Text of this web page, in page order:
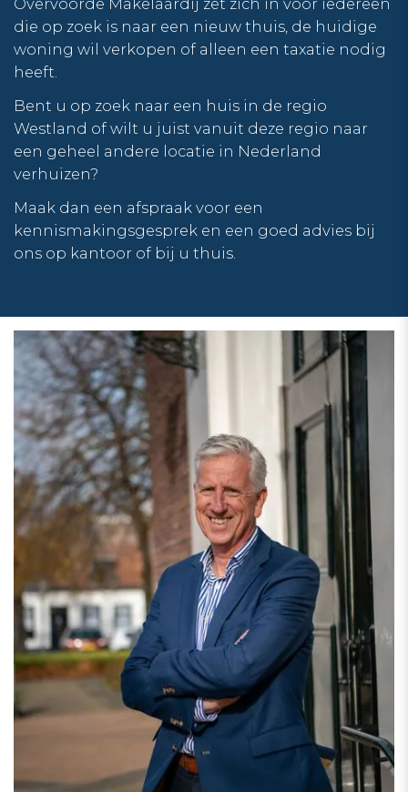
die op zoek is naar een nieuw thuis, de huidige
woning wil verkopen of alleen een taxatie nodig
heeft.
Bent u op zoek naar een huis in de regio
Westland of wilt u juist vanuit deze regio naar
een geheel andere locatie in Nederland
verhuizen?
Maak dan een afspraak voor een
kennismakingsgesprek en een goed advies bij
ons op kantoor of bij u thuis.